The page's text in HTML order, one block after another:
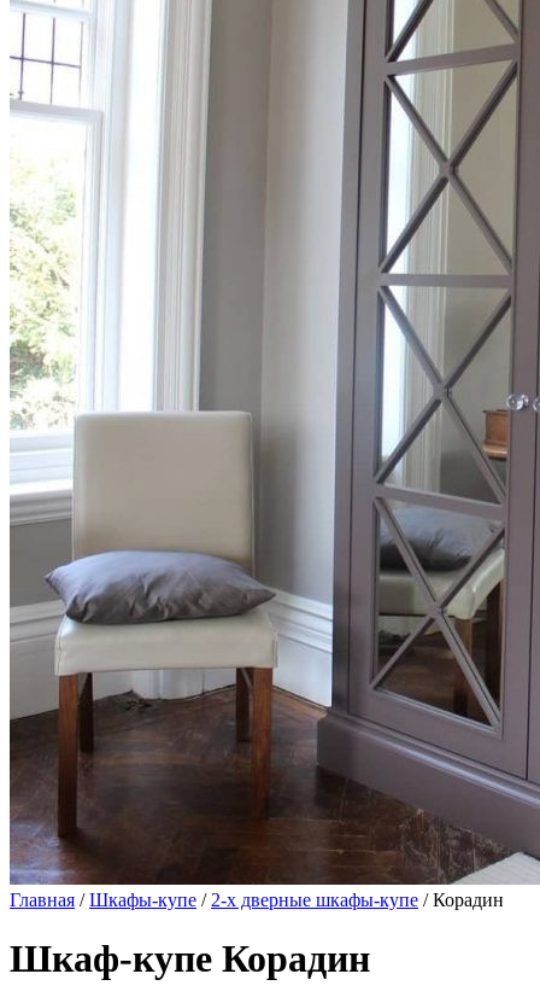
Главная /Шкафы-купе / 2-х дверные шкафы-купе / Корадин
Шкаф-купе Корадин